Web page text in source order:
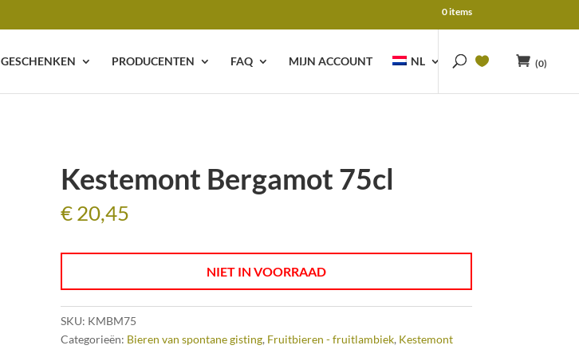
0 items
GESCHENKEN PRODUCENTEN FAQ MIJN ACCOUNT NL (0)
Kestemont Bergamot 75cl
€20,45
NIET IN VOORRAAD
SKU: KMBM75
Categorieën: Bieren van spontane gisting, Fruitbieren - fruitlambiek, Kestemont